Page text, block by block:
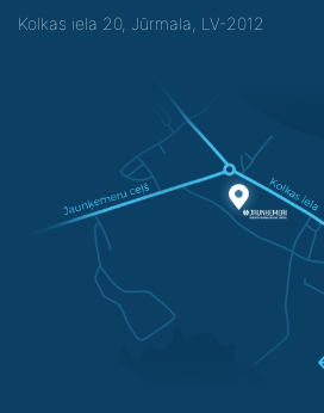
Kolkas iela 20, Jūrmala, LV-2012